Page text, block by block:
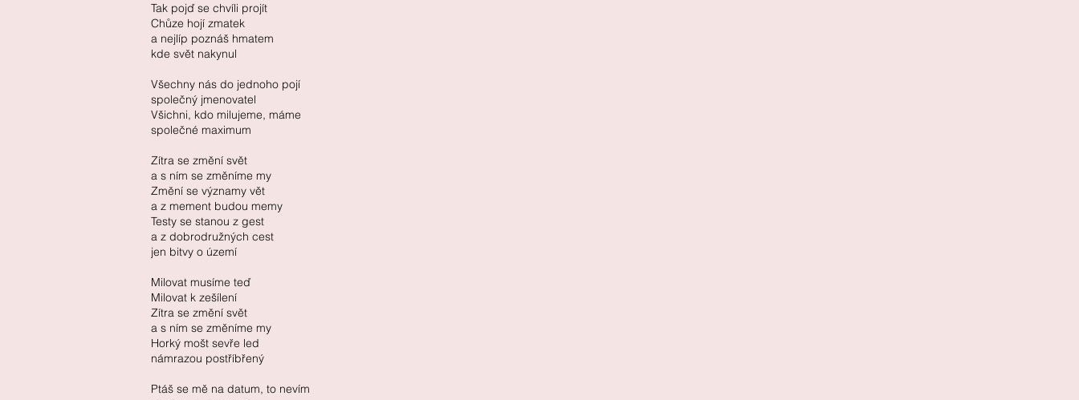
Tak pojď se chvíli projít
Chůze hojí zmatek
a nejlíp poznáš hmatem
kde svět nakynul
Všechny nás do jednoho pojí
společný jmenovatel
Všichni, kdo milujeme, máme
společné maximum
Zítra se změní svět
a s ním se změníme my
Změní se významy vět
a z mement budou memy
Testy se stanou z gest
a z dobrodružných cest
jen bitvy o území
Milovat musíme teď
Milovat k zešílení
Zítra se změní svět
a s ním se změníme my
Horký mošt sevře led
námrazou postříbřený
Ptáš se mě na datum, to nevím